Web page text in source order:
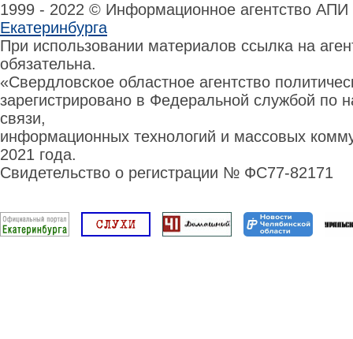
1999 - 2022 © Информационное агентство
Екатеринбурга
При использовании материалов ссылка на
обязательна.
«Свердловское областное агентство
зарегистрировано в Федеральной службой по
связи,
информационных технологий и массовых
2021 года.
Свидетельство о регистрации № ФС77-82171